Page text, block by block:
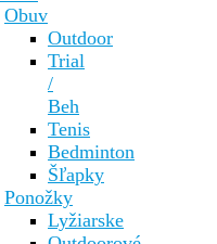
Obuv
Outdoor
Trial
/
Beh
Tenis
Bedminton
Šľapky
Ponožky
Lyžiarske